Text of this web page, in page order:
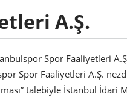
A.Ş.
Spor Faaliyetleri
Spor Faaliyetleri A.Ş.
talebiyle İstanbul İdari